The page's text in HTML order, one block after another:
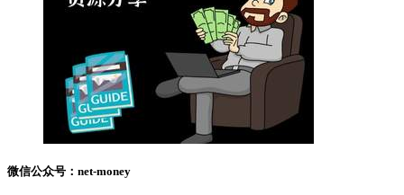
微信公众号：net-money